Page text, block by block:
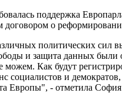
поддержка
договором о
политических
и защита данных
Как будут
и
Европы", - отметила